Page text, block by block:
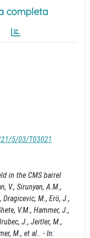
completa
5/03/T03021
in the CMS barrel
V., Sirunyan, A.M.,
Dragicevic, M., Erö, J.,
V.M., Hammer, J.,
J., Jeitler, M.,
M., et al.. - In: